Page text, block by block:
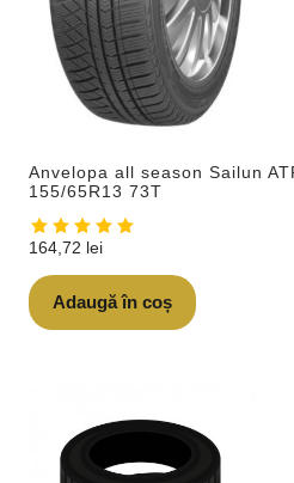
Anvelopa all season Sailun
155/65R13 73T
164,72 lei
Adaugă în coș